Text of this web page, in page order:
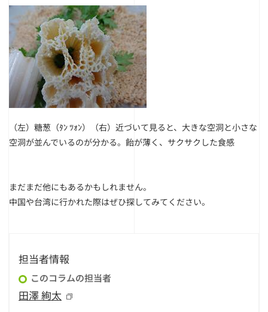
（左）糖葱（ﾀﾝ ﾂｫﾝ）
（右）近づいて見ると、大きな空洞と小さな
空洞が並んでいるのが分かる。飴が薄く、サクサクした食感
まだまだ他にもあるかもしれません。
中国や台湾に行かれた際はぜひ探してみてください。
担当者情報
このコラムの担当者
田澤 絢太